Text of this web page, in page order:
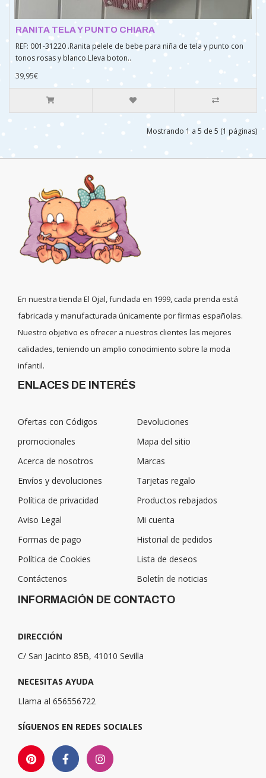
RANITA TELA Y PUNTO CHIARA
REF: 001-31220 .Ranita pelele de bebe para niña de tela y punto con
tonos rosas y blanco.Lleva boton..
39,95€
Mostrando 1 a 5 de 5 (1 páginas)
En nuestra tienda El Ojal, fundada en 1999, cada prenda está
fabricada y manufacturada únicamente por firmas españolas.
Nuestro objetivo es ofrecer a nuestros clientes las mejores
calidades, teniendo un amplio conocimiento sobre la moda
infantil.
ENLACES DE INTERÉS
Ofertas con Códigos
promocionales
Acerca de nosotros
Envíos y devoluciones
Política de privacidad
Aviso Legal
Formas de pago
Política de Cookies
Contáctenos
Devoluciones
Mapa del sitio
Marcas
Tarjetas regalo
Productos rebajados
Mi cuenta
Historial de pedidos
Lista de deseos
Boletín de noticias
INFORMACIÓN DE CONTACTO
DIRECCIÓN
C/ San Jacinto 85B, 41010 Sevilla
NECESITAS AYUDA
Llama al 656556722
SÍGUENOS EN REDES SOCIALES